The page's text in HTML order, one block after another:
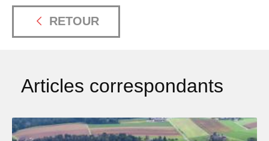
RETOUR
Articles correspondants